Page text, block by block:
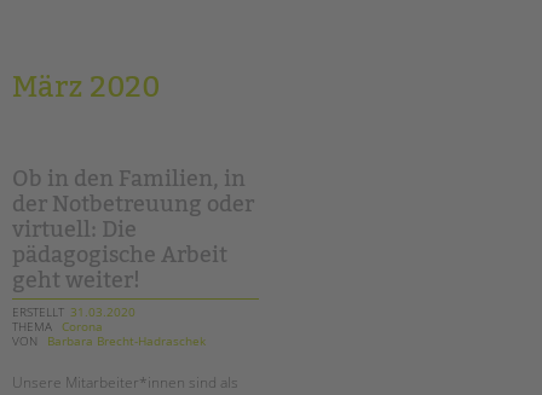
Förderzentren
Kollegs
EFöB
Schulbezogene Sozialarbeit
Tagesgruppen
HILFEN ZUR ERZIEHUNG
EINGLIEDERUNGSHILFE
Suchen
März 2020
Ob in den Familien, in
der Notbetreuung oder
virtuell: Die
pädagogische Arbeit
geht weiter!
ERSTELLT 31.03.2020
THEMA Corona
VON
Barbara Brecht-Hadraschek
Unsere Mitarbeiter*innen sind als